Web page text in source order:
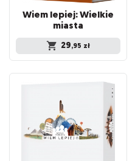
Wiem lepiej: Wielkie
miasta
29,95 zł